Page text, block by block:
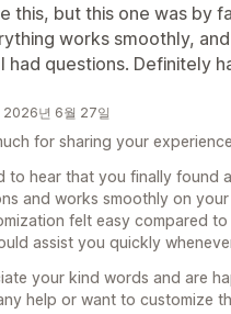
this, but this one was by
works smoothly,
had questions. Definitely
2026년 6월 27일
for sharing your
to hear that you finally
and works smoothly on
felt easy compared
assist you quickly
your kind words and are
help or want to customize